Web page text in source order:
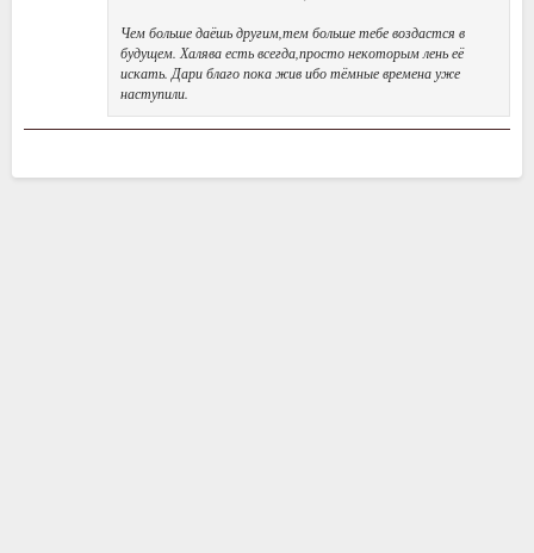
Чем больше даёшь другим,тем больше тебе воздастся в
будущем. Халява есть всегда,просто некоторым лень её
искать. Дари благо пока жив ибо тёмные времена уже
наступили.